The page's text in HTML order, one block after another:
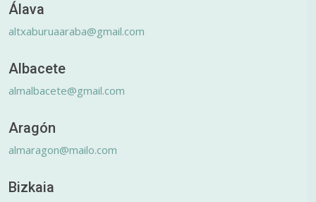
Álava
altxaburuaaraba@gmail.com
Albacete
almalbacete@gmail.com
Aragón
almaragon@mailo.com
Bizkaia